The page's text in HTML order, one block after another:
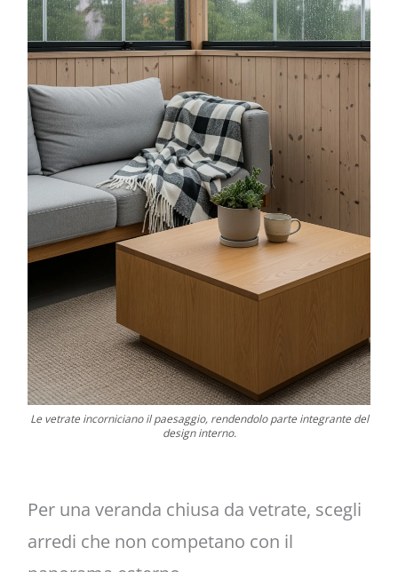
Le vetrate incorniciano il paesaggio, rendendolo parte integrante del
design interno.
Per una veranda chiusa da vetrate, scegli
arredi che non competano con il